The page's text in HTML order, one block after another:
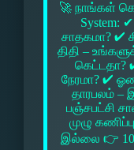
🚀 நாங்கள்
System:
சாதகமா? ✔
திதி –
கெட்டதா?
நேரமா? ✔
தாரபலம் –
பஞ்சபட்சி
முழு
இல்லை 👉